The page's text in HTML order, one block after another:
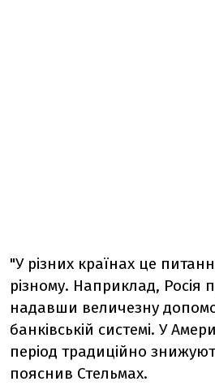
"У різних країнах це
різному. Наприклад, Росія
надавши величезну
банківській системі. У
період традиційно
пояснив Стельмах.